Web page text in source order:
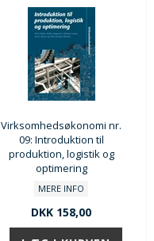
Virksomhedsøkonomi nr.
09: Introduktion til
produktion, logistik og
optimering
MERE INFO
DKK 158,00